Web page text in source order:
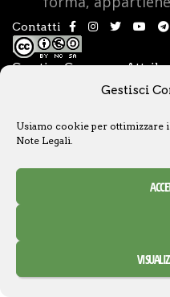
Gestisci
Usiamo cookie per ottimizzare
Note Legali.
Contatti
Creative Commons